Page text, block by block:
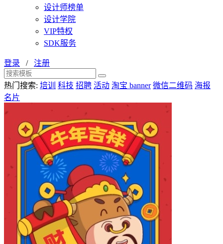
设计师榜单
设计学院
VIP特权
SDK服务
登录 / 注册
热门搜索: 培训 科技 招聘 活动 淘宝 banner 微信二维码 海报
名片